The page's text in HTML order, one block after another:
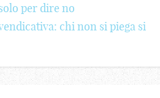
per dire no
chi non si piega si